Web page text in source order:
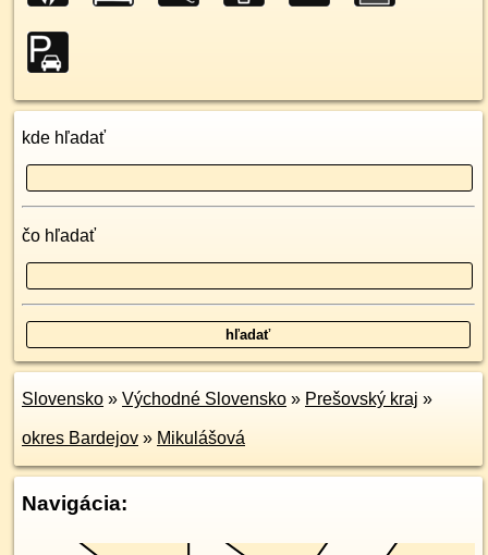
kde hľadať
čo hľadať
Slovensko » Východné Slovensko » Prešovský kraj »
okres Bardejov » Mikulášová
Navigácia: